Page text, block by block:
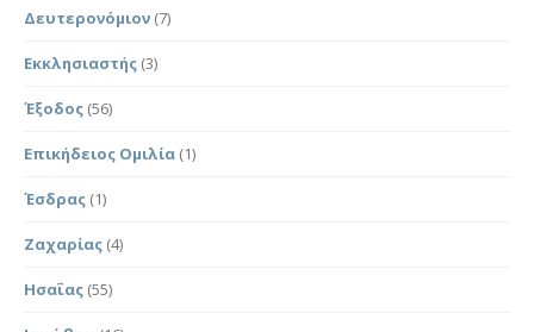
Δευτερονόμιον (7)
Εκκλησιαστής (3)
Έξοδος (56)
Επικήδειος Ομιλία (1)
Έσδρας (1)
Ζαχαρίας (4)
Ησαΐας (55)